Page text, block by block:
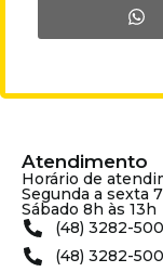
Atendimento
Horário de
Segunda a sexta
Sábado 8h às 13h
(48) 3282-
(48) 3282-